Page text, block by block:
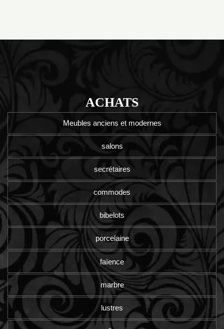
ACHATS
Meubles anciens et modernes
salons
secrétaires
commodes
bibelots
porcelaine
faïence
marbre
lustres